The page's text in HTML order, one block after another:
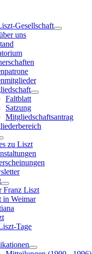
Gesellschaft
uns
Faltblatt
Satzung
Mitgliedschaftsantrag
zu Liszt
Franz Liszt
in Weimar
Tage